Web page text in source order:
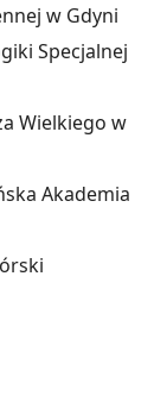
w Gdyni
Specjalnej
Wielkiego w
Akademia